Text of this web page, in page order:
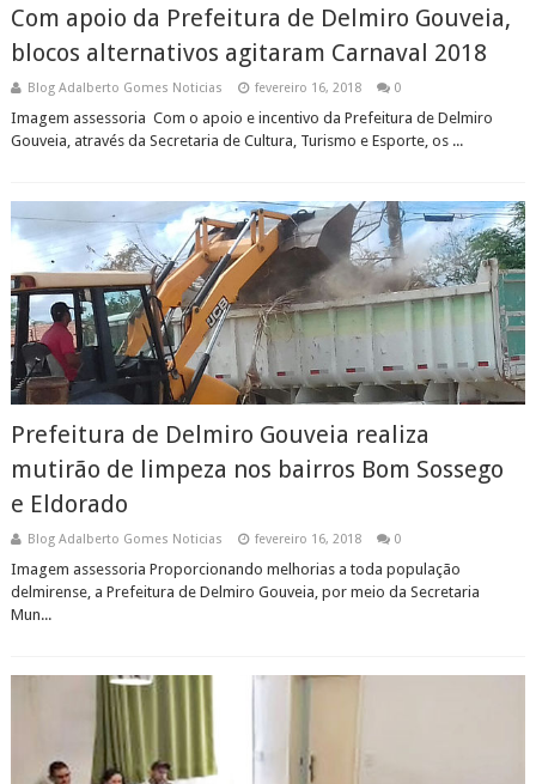
Com apoio da Prefeitura de Delmiro Gouveia,
blocos alternativos agitaram Carnaval 2018
Blog Adalberto Gomes Noticias fevereiro 16, 2018 0
Imagem assessoria Com o apoio e incentivo da Prefeitura de Delmiro
Gouveia, através da Secretaria de Cultura, Turismo e Esporte, os ...
Prefeitura de Delmiro Gouveia realiza
mutirão de limpeza nos bairros Bom Sossego
e Eldorado
Blog Adalberto Gomes Noticias fevereiro 16, 2018 0
Imagem assessoria Proporcionando melhorias a toda população
delmirense, a Prefeitura de Delmiro Gouveia, por meio da Secretaria
Mun...